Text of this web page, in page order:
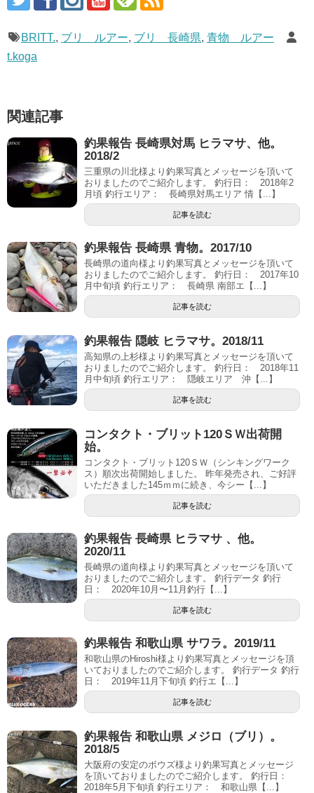
BRITT., ブリ ルアー, ブリ 長崎県, 青物 ルアー
t.koga
関連記事
釣果報告 長崎県対馬 ヒラマサ、他。
2018/2
三重県の川北様より釣果写真とメッセージを頂いて
おりましたのでご紹介します。 釣行日： 2018年2
月頃 釣行エリア： 長崎県対馬エリア 情【...】
記事を読む
釣果報告 長崎県 青物。2017/10
長崎県の道向様より釣果写真とメッセージを頂いて
おりましたのでご紹介します。 釣行日： 2017年10
月中旬頃 釣行エリア： 長崎県 南部エ【...】
記事を読む
釣果報告 隠岐 ヒラマサ。2018/11
高知県の上杉様より釣果写真とメッセージを頂いて
おりましたのでご紹介します。 釣行日： 2018年11
月中旬頃 釣行エリア： 隠岐エリア 沖【...】
記事を読む
コンタクト・ブリット120ＳＷ出荷開
始。
コンタクト・ブリット120ＳＷ（シンキングワーク
ス）順次出荷開始しました。 昨年発売され、ご好評
いただきました145ｍｍに続き、今シー【...】
記事を読む
釣果報告 長崎県 ヒラマサ 、他。
2020/11
長崎県の道向様より釣果写真とメッセージを頂いて
おりましたのでご紹介します。 釣行データ 釣行
日： 2020年10月〜11月釣行【...】
記事を読む
釣果報告 和歌山県 サワラ。2019/11
和歌山県のHiroshi様より釣果写真とメッセージを頂
いておりましたのでご紹介します。 釣行データ 釣行
日： 2019年11月下旬頃 釣行エ【...】
記事を読む
釣果報告 和歌山県 メジロ（ブリ）。
2018/5
大阪府の安定のボウズ様より釣果写真とメッセージ
を頂いておりましたのでご紹介します。 釣行日：
2018年5月下旬頃 釣行エリア： 和歌山県【...】